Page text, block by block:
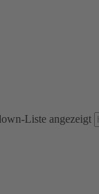
Liste angezeigt